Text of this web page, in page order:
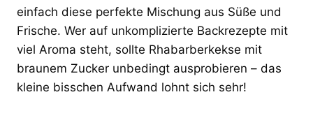
einfach diese perfekte Mischung aus Süße und
Frische. Wer auf unkomplizierte Backrezepte mit
viel Aroma steht, sollte Rhabarberkekse mit
braunem Zucker unbedingt ausprobieren – das
kleine bisschen Aufwand lohnt sich sehr!